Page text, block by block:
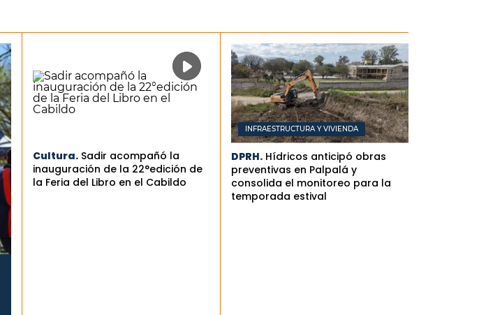
Cultura. Sadir acompañó la
inauguración de la 22°edición de
la Feria del Libro en el Cabildo
INFRAESTRUCTURA Y VIVIENDA
DPRH. Hídricos anticipó obras
preventivas en Palpalá y
consolida el monitoreo para la
temporada estival